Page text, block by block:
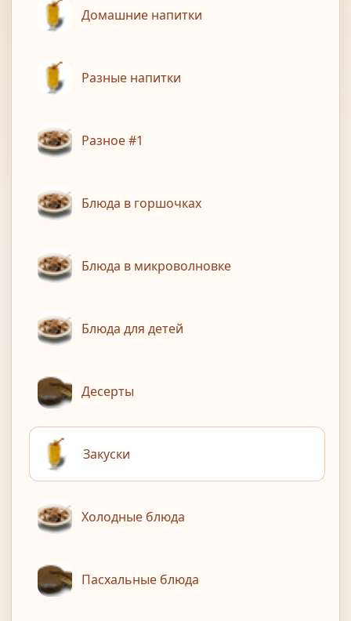
Домашние напитки
Разные напитки
Разное #1
Блюда в горшочках
Блюда в микроволновке
Блюда для детей
Десерты
Закуски
Холодные блюда
Пасхальные блюда